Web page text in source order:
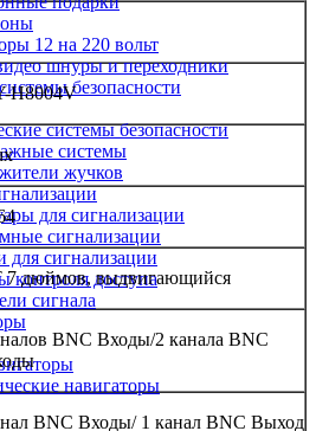
12 на 220 вольт
шнуры и переходники
безопасности
системы безопасности
системы
жучков
для сигнализации
сигнализации
для сигнализации
контроля доступа
сигнала
навигаторы
H8004V
7 дюймов, выдвигающийся
BNC Входы/2 канала BNC
BNC Входы/ 1 канал BNC Выход